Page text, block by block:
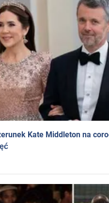
Kate Middleton na